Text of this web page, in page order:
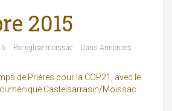
2015
Par eglise moissac Dans Annonces
de Prières pour la COP21, avec le
Castelsarrasin/Moissac